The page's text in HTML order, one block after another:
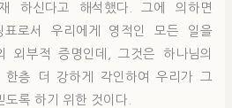
하신다고 해석했다. 그에 의하면
로서 우리에게 영적인 모든 일을
외부적 증명인데, 그것은 하나님의
한층 더 강하게 각인하여 우리가 그
록 하기 위한 것이다.